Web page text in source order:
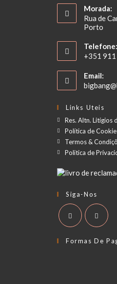
Morada:
Rua de
Porto
Telefone:
+351
Email:
Links Uteis
Res. Altn. Litígios
Política de
Termos &
Politica de
Siga-Nos
Formas De